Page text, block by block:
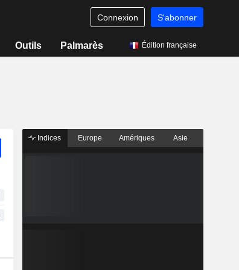
Connexion S'abonner
Outils Palmarès Édition française
Indices Europe Amériques Asie